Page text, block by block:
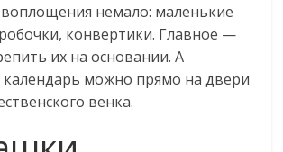
воплощения немало: маленькие
конвертики. Главное —
их на основании. А
можно прямо на двери
венка.